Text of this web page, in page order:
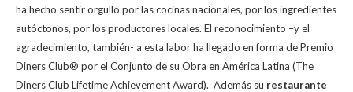
ha hecho sentir orgullo por las cocinas nacionales, por los ingredientes
autóctonos, por los productores locales. El reconocimiento –y el
agradecimiento, también- a esta labor ha llegado en forma de Premio
Diners Club® por el Conjunto de su Obra en América Latina (The
Diners Club Lifetime Achievement Award). Además su restaurante